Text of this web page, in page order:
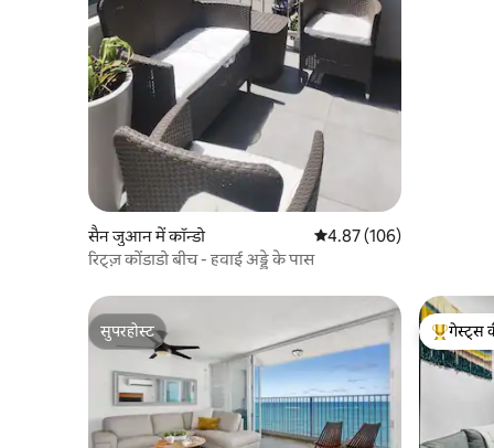
सैन जुआन में कॉन्डो औसत रेटिंग 5 में से 4.87, 106
4.87 (106)
रिट्ज़ कोंडाडो बीच - हवाई अड्डे के पास
सुपरहोस्ट
सुपरहोस्ट
गेस्ट्स का
गेस्ट्स